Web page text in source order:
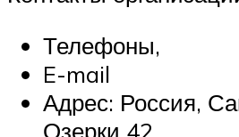
Телефоны,
E-mail
Адрес: Россия,
Озерки 42